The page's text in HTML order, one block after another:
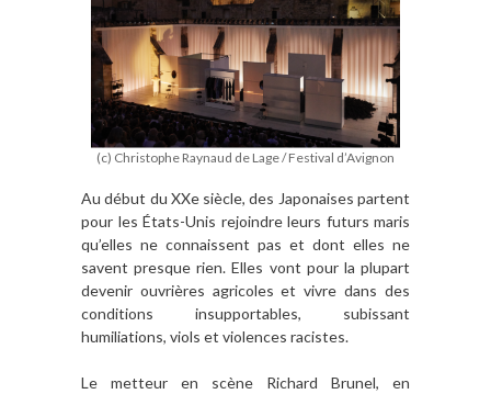
(c) Christophe Raynaud de Lage / Festival d’Avignon
Au début du XXe siècle, des Japonaises partent
pour les États-Unis rejoindre leurs futurs maris
qu’elles ne connaissent pas et dont elles ne
savent presque rien. Elles vont pour la plupart
devenir ouvrières agricoles et vivre dans des
conditions insupportables, subissant
humiliations, viols et violences racistes.
Le metteur en scène Richard Brunel, en